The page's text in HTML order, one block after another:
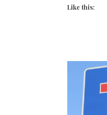
Like this: